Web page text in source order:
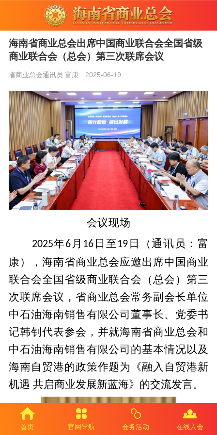
海南省商业总会出席中国商业联合会全国省级
商业联合会（总会）第三次联席会议
省商业总会通讯员:富康 2025-06-19
会议现场
2025年6 月 16 日至19 日（通讯员：富
康），海南省商业总会应邀出席中国商业
联合会全国省级商业联合会（总会）第三
次联席会议，省商业总会常务副会长单位
中石油海南销售有限公司董事长、党委书
记韩钊代表参会，并就海南省商业总会和
中石油海南销售有限公司的基本情况以及
海南自贸港的政策作题为《融入自贸港新
机遇 共启商业发展新蓝海》的交流发言。
首页 官网导航 会务活动 在线入会